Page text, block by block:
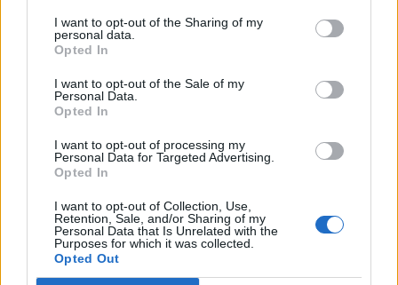
I want to opt-out of the Sharing of my
personal data.
Opted In
I want to opt-out of the Sale of my
Personal Data.
Opted In
I want to opt-out of processing my
Personal Data for Targeted Advertising.
Opted In
I want to opt-out of Collection, Use,
Retention, Sale, and/or Sharing of my
Personal Data that Is Unrelated with the
Purposes for which it was collected.
Opted Out